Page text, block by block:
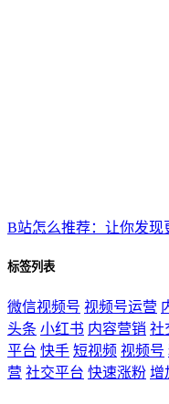
B站怎么推荐：让你发现
标签列表
微信视频号 视频号运营
头条 小红书 内容营销 社
平台 快手 短视频 视频号
营 社交平台 快速涨粉 增